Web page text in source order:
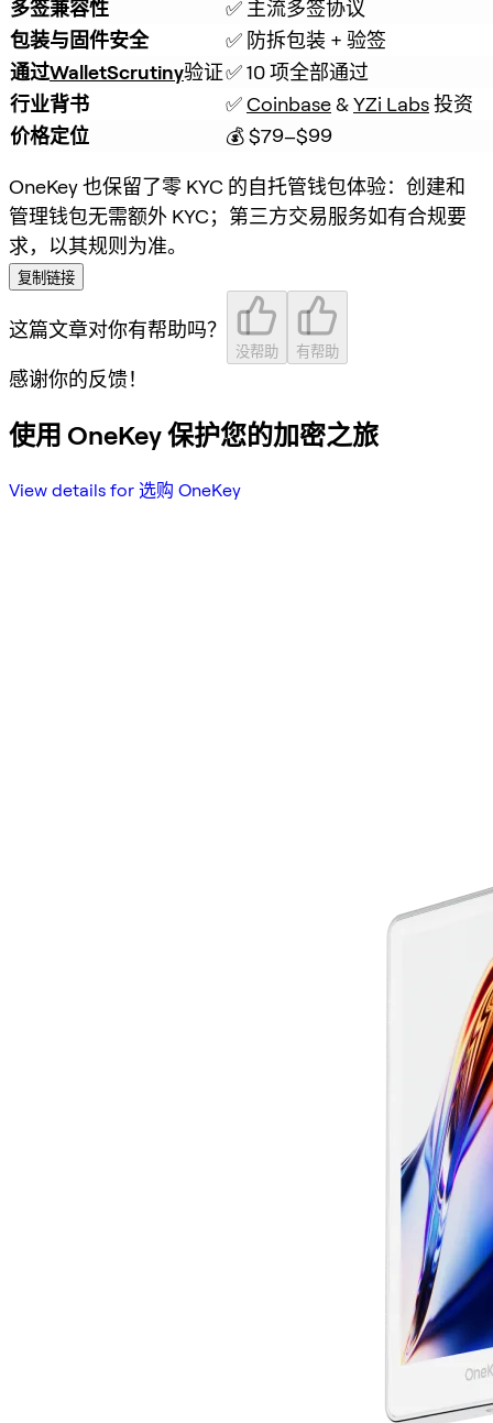
多签兼容性
✅ 主流多签协议
包装与固件安全
✅ 防拆包装 + 验签
通过WalletScrutiny验证✅ 10 项全部通过
行业背书
✅ Coinbase & YZi Labs 投资
价格定位
💰 $79–$99
OneKey 也保留了零 KYC 的自托管钱包体验：创建和
管理钱包无需额外 KYC；第三方交易服务如有合规要
求，以其规则为准。
复制链接
这篇文章对你有帮助吗？
没帮助 有帮助
感谢你的反馈！
使用 OneKey 保护您的加密之旅
View details for 选购 OneKey